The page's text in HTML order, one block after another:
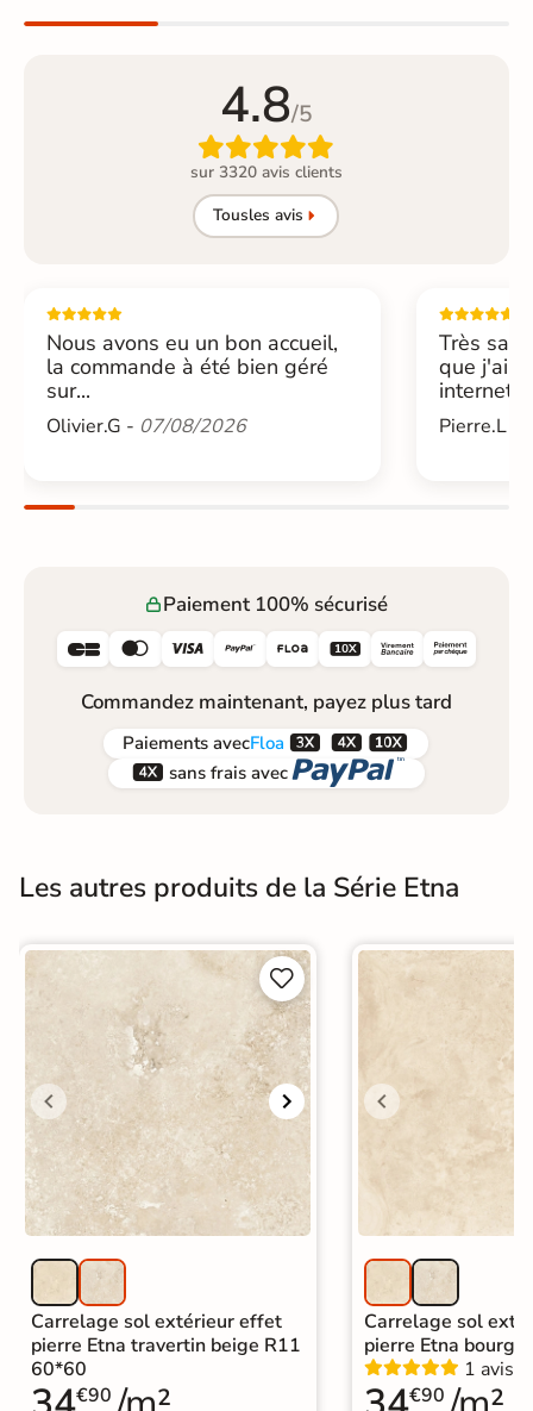
4.8/5

sur 3320 avis clients
Tousles avis
Nous avons eu un bon accueil,
la commande à été bien géré
sur...
Olivier.G - 07/08/2026
Très
que j'ai
internet....
Pierre.L -
Paiement 100% sécurisé
     
Commandez maintenant, payez plus tard
Paiements avecFloa  
 sans frais avec 
Les autres produits de la Série Etna


Carrelage sol extérieur effet
pierre Etna travertin beige R11
60*60
€90
Carrelage sol
pierre Etna bourg
1 avis
€90